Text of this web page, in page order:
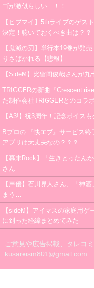
ゴが激似らしい…！！
【ヒプマイ】5thライブのゲス
決定！聴いておくべき曲は？？
【鬼滅の刃】単行本19巻が発
りさばかれる【悲報】
【SideM】比留間俊哉さんが九
TRIGGERの新曲『Crescent
た制作会社TRIGGERとのコラ
【A3!】祝3周年！記念ボイス
Bプロの 『快エブ』サービス
アプリは大丈夫なの？？？
【幕末Rock】「生きとったん
さん
【声優】石川界人さん、「神
まう…
【sideM】アイマスの家庭用ゲ
に到った経緯まとめてみた
ご意見や広告掲載、タレコ
kusareism801@gmail.com